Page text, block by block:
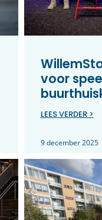
voor
LEES VERDER >
9 december 2025